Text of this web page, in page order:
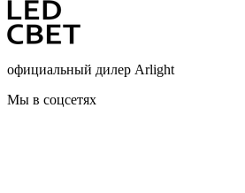
официальный дилер Arlight
Мы в соцсетях